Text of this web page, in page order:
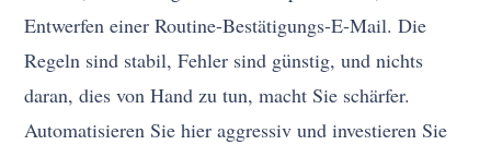
Entwerfen einer Routine-Bestätigungs-E-Mail. Die
Regeln sind stabil, Fehler sind günstig, und nichts
daran, dies von Hand zu tun, macht Sie schärfer.
Automatisieren Sie hier aggressiv und investieren Sie